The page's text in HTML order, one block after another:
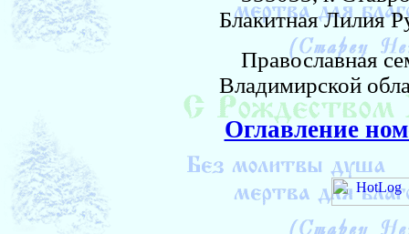
Блакитная Лилия
Православная
Владимирской
Оглавление